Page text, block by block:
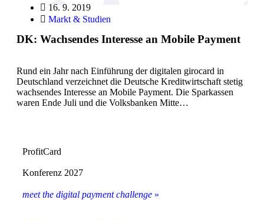
16. 9. 2019
Markt & Studien
DK: Wachsendes Interesse an Mobile Payment
Rund ein Jahr nach Einführung der digitalen girocard in
Deutschland verzeichnet die Deutsche Kreditwirtschaft stetig
wachsendes Interesse an Mobile Payment. Die Sparkassen
waren Ende Juli und die Volksbanken Mitte…
ProfitCard
Konferenz 2027
meet the digital payment challenge »